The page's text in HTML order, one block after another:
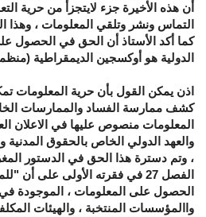
أن هذه الأخيرة جزء لايتجزأ من حرية
التماس ونشر وتلقي المعلومات ،
كما أكد الأستاذ أن الحق في الحصول
الدولية هو أوكسجين الديمقراطية (منظمة
اذن يمكن القول بأن حرية المعلومات
كشف ممارسة الفساد والممارسات
الفصل 27 في فقرته الأولى على
الحصول على المعلومات ، الموجودة في
واالمؤسسات المنتخبة ، والهيئات